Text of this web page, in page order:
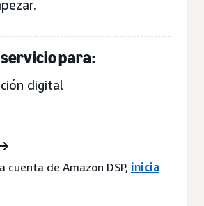
para:
digital
cuenta de Amazon DSP, inicia